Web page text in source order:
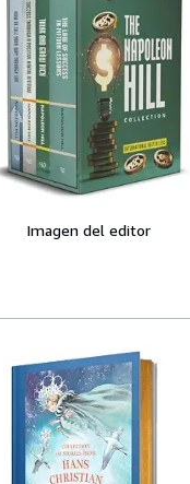
Imagen del editor